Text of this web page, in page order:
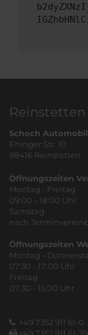
Reinstetten
Schoch
Ehinger Str. 10
88416 Reinstetten
Öffnungszeiten
Montag - Freitag
09:00 - 18:00 Uhr
Samstag
nach
Öffnungszeiten
Montag -
07:30 - 17:00 Uhr
Freitag
07:30 - 15:00 Uhr
+49 7352 911 61-0